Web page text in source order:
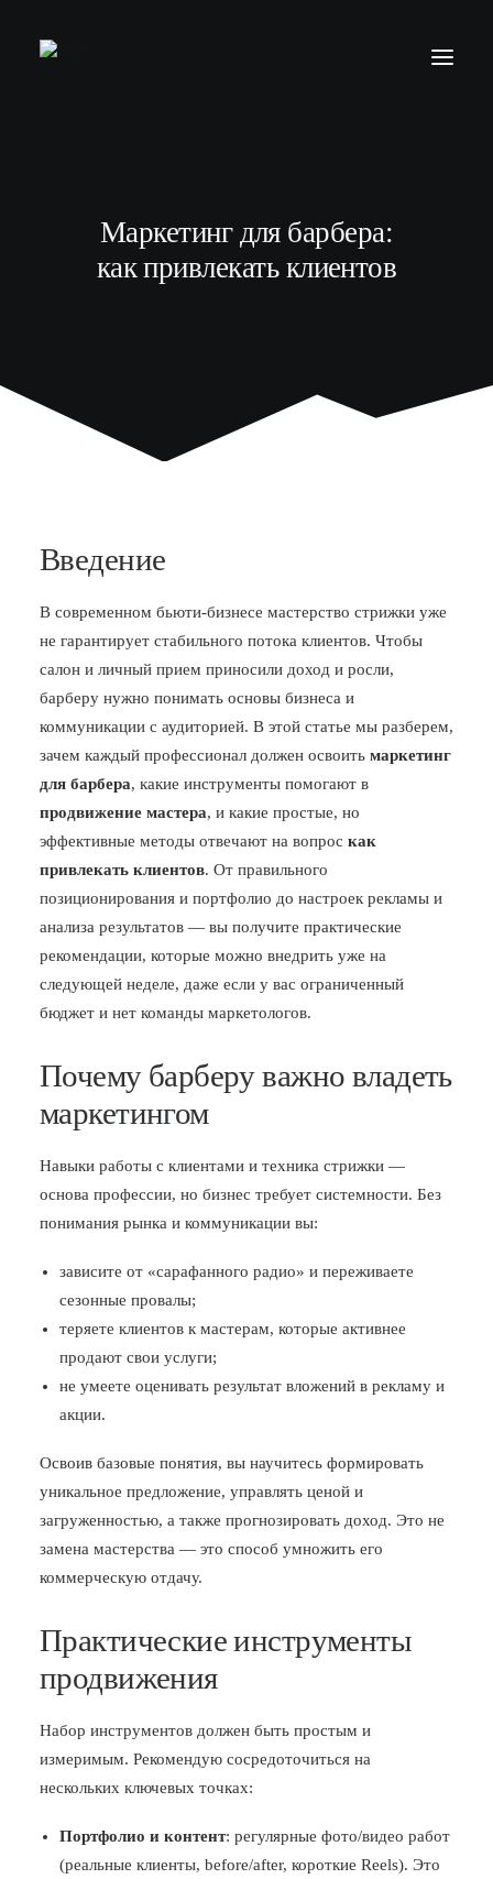
МОДЕЛЯМ
ВЫПУСКНИКИ
Маркетинг для барбера:
как привлекать клиентов
Введение
В современном бьюти-бизнесе мастерство стрижки уже
не гарантирует стабильного потока клиентов. Чтобы
салон и личный прием приносили доход и росли,
барберу нужно понимать основы бизнеса и
коммуникации с аудиторией. В этой статье мы разберем,
зачем каждый профессионал должен освоить маркетинг
для барбера, какие инструменты помогают в
продвижение мастера, и какие простые, но
эффективные методы отвечают на вопрос как
привлекать клиентов. От правильного
позиционирования и портфолио до настроек рекламы и
анализа результатов — вы получите практические
рекомендации, которые можно внедрить уже на
следующей неделе, даже если у вас ограниченный
бюджет и нет команды маркетологов.
Почему барберу важно владеть
маркетингом
Навыки работы с клиентами и техника стрижки —
основа профессии, но бизнес требует системности. Без
понимания рынка и коммуникации вы:
зависите от «сарафанного радио» и переживаете
сезонные провалы;
теряете клиентов к мастерам, которые активнее
продают свои услуги;
не умеете оценивать результат вложений в рекламу и
акции.
Освоив базовые понятия, вы научитесь формировать
уникальное предложение, управлять ценой и
загруженностью, а также прогнозировать доход. Это не
замена мастерства — это способ умножить его
коммерческую отдачу.
Практические инструменты
продвижения
Набор инструментов должен быть простым и
измеримым. Рекомендую сосредоточиться на
нескольких ключевых точках:
Портфолио и контент: регулярные фото/видео работ
(реальные клиенты, before/after, короткие Reels). Это